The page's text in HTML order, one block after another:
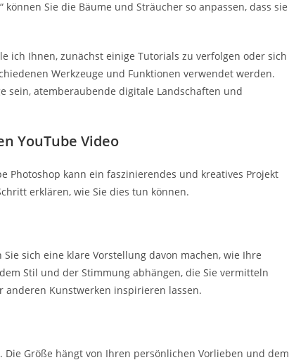
Sie die Bäume und Sträucher so anpassen, dass sie
ich Ihnen, zunächst einige Tutorials zu verfolgen oder sich
Werkzeuge und Funktionen verwendet werden.
sein, atemberaubende digitale Landschaften und
YouTube Video
Photoshop kann ein faszinierendes und kreatives Projekt
erklären, wie Sie dies tun können.
sich eine klare Vorstellung davon machen, wie Ihre
Stil und der Stimmung abhängen, die Sie vermitteln
anderen Kunstwerken inspirieren lassen.
Größe hängt von Ihren persönlichen Vorlieben und dem